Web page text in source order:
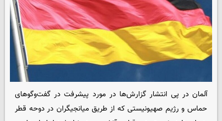
آلمان در پی انتشار گزارش‌ها در مورد پیشرفت در گفت‌وگوهای
حماس و رژیم صهیونیستی که از طریق میانجیگران در دوحه قطر